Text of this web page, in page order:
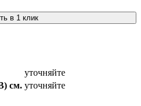
в 1 клик
уточняйте
см. уточняйте